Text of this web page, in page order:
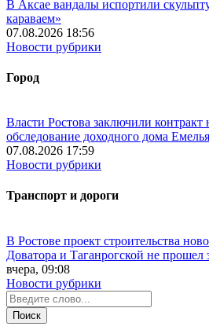
В Аксае вандалы испортили
караваем»
07.08.2026 18:56
Новости рубрики
Город
Власти Ростова заключили контракт
обследование доходного дома
07.08.2026 17:59
Новости рубрики
Транспорт и дороги
В Ростове проект строительства
Доватора и Таганрогской не прошел
вчера, 09:08
Новости рубрики